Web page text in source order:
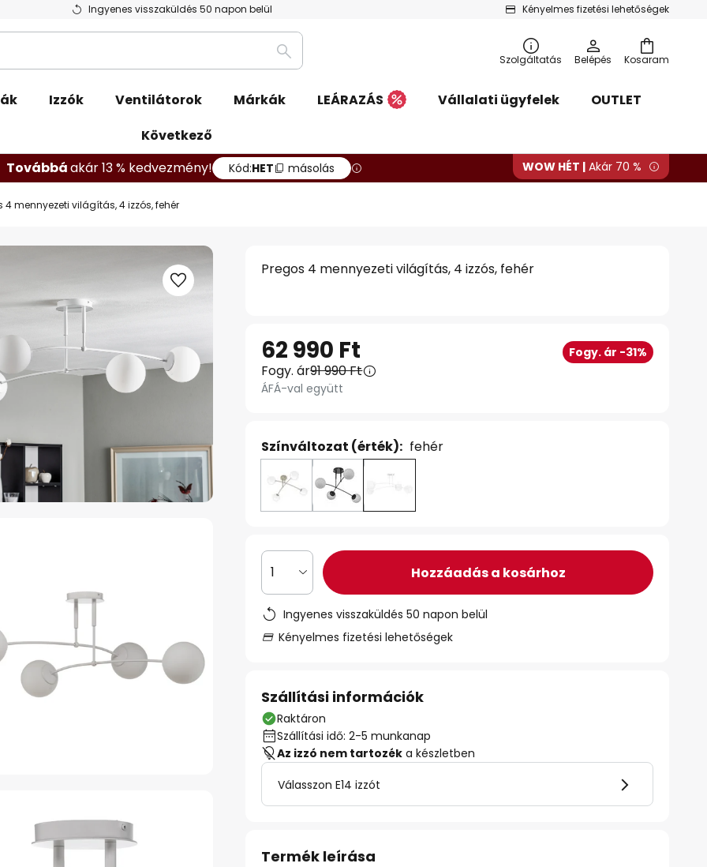
Ingyenes visszaküldés 50 napon belül Kényelmes fizetési lehetőségek
Kosaram
Keresés
Szolgáltatás Belépés
Izzók Ventilátorok Márkák LEÁRAZÁS Vállalati ügyfelek
OUTLET
Következő
Továbbáakár 13 % kedvezmény! Kód:HET másolás WOW HÉT | Akár 70 %
4 mennyezeti világítás, 4 izzós, fehér
Pregos 4 mennyezeti világítás, 4 izzós, fehér
62 990 Ft Fogy. ár -31%
Fogy. ár91 990 Ft
ÁFÁ-val együtt
Színváltozat (érték): fehér
1 Hozzáadás a kosárhoz
Ingyenes visszaküldés 50 napon belül
Kényelmes fizetési lehetőségek
Szállítási információk
Raktáron
Szállítási idő: 2-5 munkanap
Az izzó nem tartozék a készletben
Válasszon E14 izzót
Termék leírása